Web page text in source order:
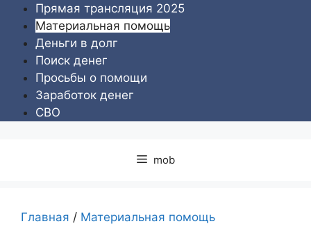
Перейти
содержимому
Прямая трансляция 2025
Материальная помощь
Деньги в долг
Поиск денег
Просьбы о помощи
Заработок денег
СВО
mob
Главная / Материальная помощь